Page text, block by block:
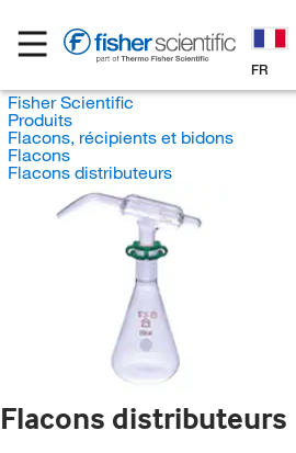
FR
Fisher Scientific
Produits
Flacons, récipients et bidons
Flacons
Flacons distributeurs
Flacons distributeurs